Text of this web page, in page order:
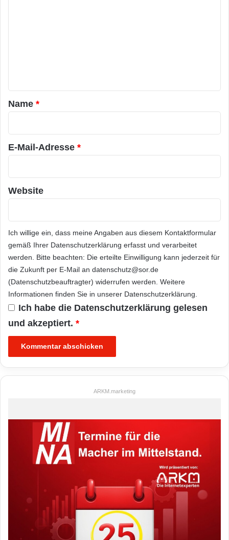
a
r
*
Name *
E-Mail-Adresse *
Website
Ich willige ein, dass meine Angaben aus diesem Kontaktformular
gemäß Ihrer Datenschutzerklärung erfasst und verarbeitet
werden. Bitte beachten: Die erteilte Einwilligung kann jederzeit für
die Zukunft per E-Mail an datenschutz@sor.de
(Datenschutzbeauftragter) widerrufen werden. Weitere
Informationen finden Sie in unserer Datenschutzerklärung
Ich habe die Datenschutzerklärung gelesen
und akzeptiert. *
ARKM.marketing